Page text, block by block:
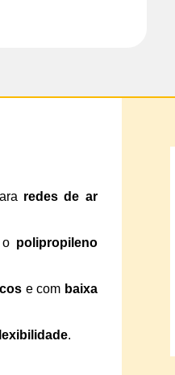
redes de ar
polipropileno
e com baixa
.